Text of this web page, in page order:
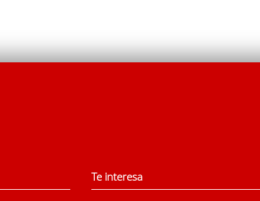
Te interesa